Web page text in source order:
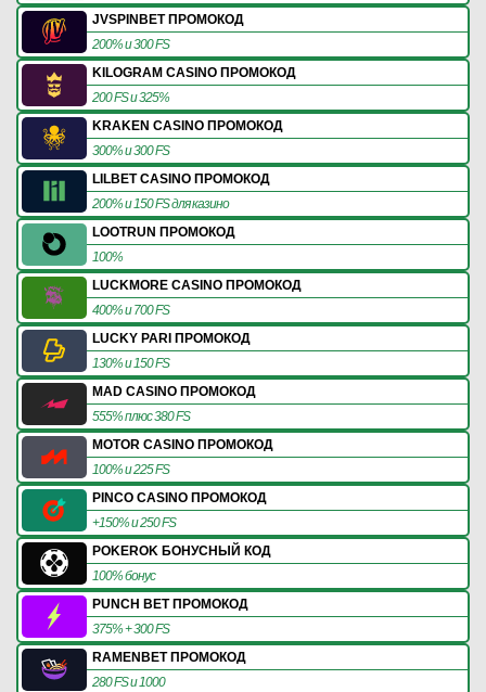
JVSPINBET ПРОМОКОД
200% и 300 FS
KILOGRAM CASINO ПРОМОКОД
200 FS и 325%
KRAKEN CASINO ПРОМОКОД
300% и 300 FS
LILBET CASINO ПРОМОКОД
200% и 150 FS для казино
LOOTRUN ПРОМОКОД
100%
LUCKMORE CASINO ПРОМОКОД
400% и 700 FS
LUCKY PARI ПРОМОКОД
130% и 150 FS
MAD CASINO ПРОМОКОД
555% плюс 380 FS
MOTOR CASINO ПРОМОКОД
100% и 225 FS
PINCO CASINO ПРОМОКОД
+150% и 250 FS
POKEROK БОНУСНЫЙ КОД
100% бонус
PUNCH BET ПРОМОКОД
375% + 300 FS
RAMENBET ПРОМОКОД
280 FS и 1000